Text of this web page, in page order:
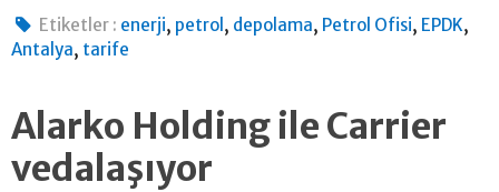
Etiketler : enerji, petrol , depolama, Petrol Ofisi, EPDK,
Antalya, tarife
Alarko Holding ile Carrier
vedalaşıyor